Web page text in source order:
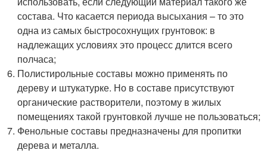
состава. Что касается периода высыхания – то это
одна из самых быстросохнущих грунтовок: в
надлежащих условиях это процесс длится всего
полчаса;
Полистирольные составы можно применять по
дереву и штукатурке. Но в составе присутствуют
органические растворители, поэтому в жилых
помещениях такой грунтовкой лучше не пользоваться;
Фенольные составы предназначены для пропитки
дерева и металла.